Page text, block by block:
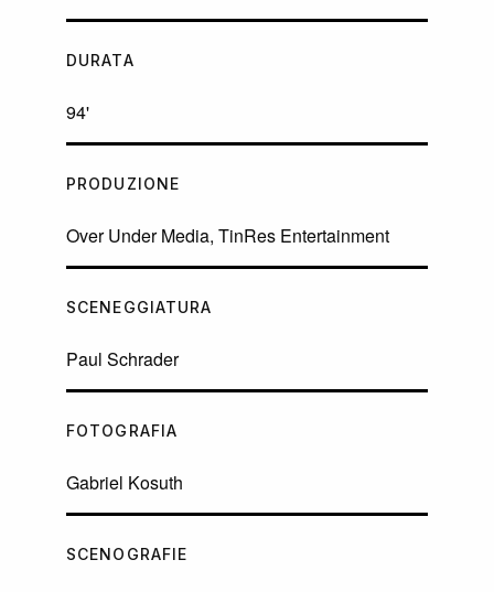
DURATA
94'
PRODUZIONE
Over Under Media, TinRes Entertainment
SCENEGGIATURA
Paul Schrader
FOTOGRAFIA
Gabriel Kosuth
SCENOGRAFIE